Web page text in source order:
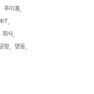
푸미홍
회식
항
명동